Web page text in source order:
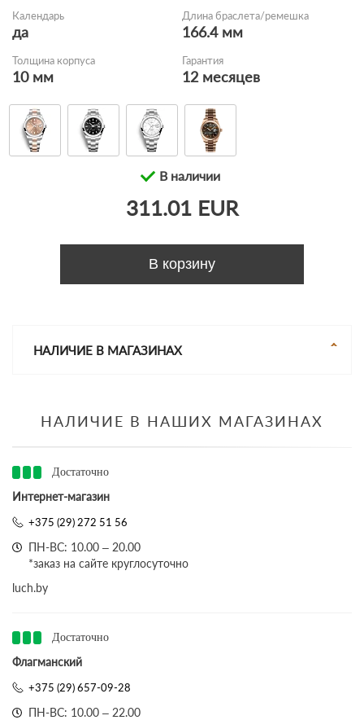
Календарь
да
Длина браслета/ремешка
166.4 мм
Толщина корпуса
10 мм
Гарантия
12 месяцев
В наличии
311.01 EUR
В корзину
НАЛИЧИЕ В МАГАЗИНАХ
НАЛИЧИЕ В НАШИХ МАГАЗИНАХ
Достаточно
Интернет-магазин
+375 (29) 272 51 56
ПН-ВС: 10.00 – 20.00
*заказ на сайте круглосуточно
luch.by
Достаточно
Флагманский
+375 (29) 657-09-28
ПН-ВС: 10.00 – 22.00